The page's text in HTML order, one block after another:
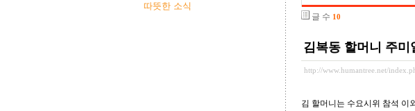
따뜻한 소식
글 수 10
김복동 할머니 주미
http://www.humantree.net/
김 할머니는 수요시위 참석 이